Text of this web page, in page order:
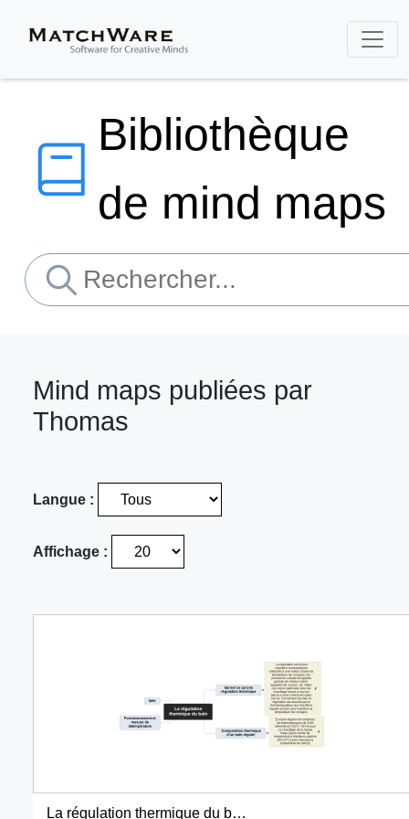
Bibliothèque
de mind maps
Mind maps publiées par
Thomas
Langue :
Affichage :
La régulation thermique du bain